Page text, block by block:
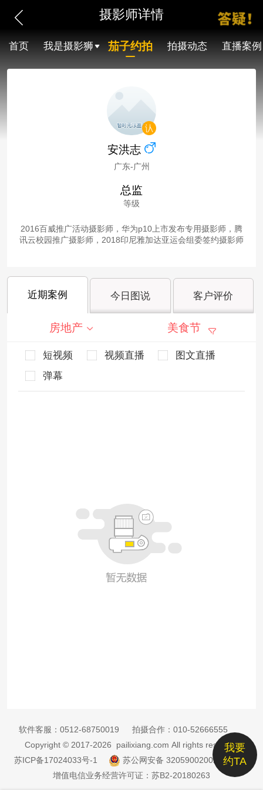
摄影师详情
首页 我是摄影狮 茄子约拍 拍摄动态 直播案例
安洪志
广东-广州
总监
等级
2016百威推广活动摄影师，华为p10上市发布专用摄影师，腾
讯云校园推广摄影师，2018印尼雅加达亚运会组委签约摄影师
近期案例 今日图说 客户评价
房地产 美食节
短视频 视频直播
图文直播
弹幕
我要
约TA
软件客服： 0512-68750019 拍摄合作： 010-52666555
Copyright © 2017-2026 pailixiang.com All rights reserved
苏ICP备17024033号-1
苏公网安备 32059002002885号
增值电信业务经营许可证：苏B2-20180263